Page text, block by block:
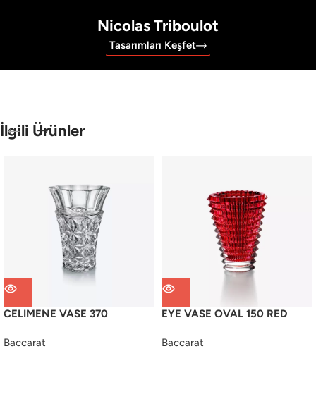
Nicolas Triboulot
Tasarımları Keşfet
İlgili Ürünler
CELIMENE VASE 370
Baccarat
EYE VASE OVAL 150 RED
Baccarat